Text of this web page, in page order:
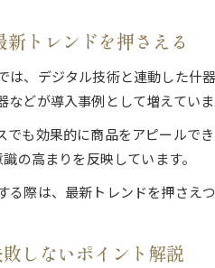
トレンドを押さえる
は、デジタル技術と連動した什
どが導入事例として増えていま
でも効果的に商品をアピールで
の高まりを反映しています。
る際は、最新トレンドを押さえ
しないポイント解説